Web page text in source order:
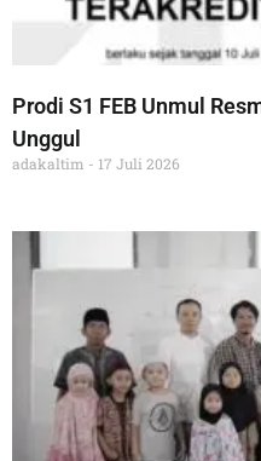
Prodi S1 FEB Unmul
Unggul
adakaltim 17 Juli 2026